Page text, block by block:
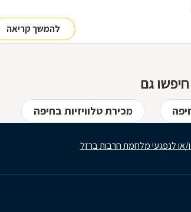
להמשך קריאה
חיפשו גם
מכירת טלוויזיות בחיפה
או לנפגעי מלחמת חרבות ברזל